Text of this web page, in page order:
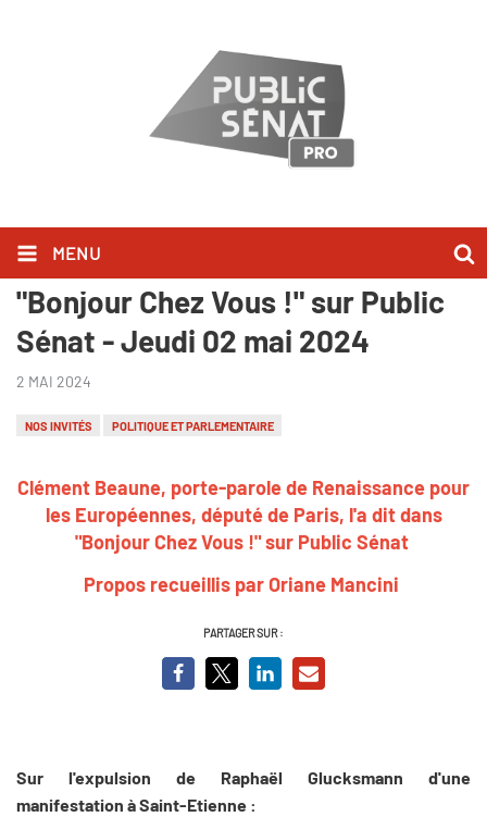
MENU
Clément Beaune l'a dit dans
"Bonjour Chez Vous !" sur Public
Sénat - Jeudi 02 mai 2024
2 MAI 2024
NOS INVITÉS POLITIQUE ET PARLEMENTAIRE
Clément Beaune, porte-parole de Renaissance pour
les Européennes, député de Paris, l'a dit dans
"Bonjour Chez Vous !" sur Public Sénat
Propos recueillis par Oriane Mancini
PARTAGER SUR :
Sur l'expulsion de Raphaël Glucksmann d'une
manifestation à Saint-Etienne :